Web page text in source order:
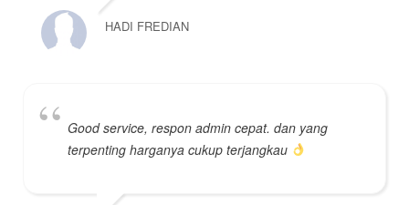
HADI FREDIAN
Good service, respon admin cepat. dan yang
terpenting harganya cukup terjangkau